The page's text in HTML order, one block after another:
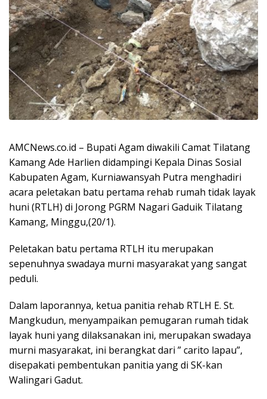
AMCNews.co.id – Bupati Agam diwakili Camat Tilatang
Kamang Ade Harlien didampingi Kepala Dinas Sosial
Kabupaten Agam, Kurniawansyah Putra menghadiri
acara peletakan batu pertama rehab rumah tidak layak
huni (RTLH) di Jorong PGRM Nagari Gaduik Tilatang
Kamang, Minggu,(20/1).
Peletakan batu pertama RTLH itu merupakan
sepenuhnya swadaya murni masyarakat yang sangat
peduli.
Dalam laporannya, ketua panitia rehab RTLH E. St.
Mangkudun, menyampaikan pemugaran rumah tidak
layak huni yang dilaksanakan ini, merupakan swadaya
murni masyarakat, ini berangkat dari ” carito lapau”,
disepakati pembentukan panitia yang di SK-kan
Walingari Gadut.